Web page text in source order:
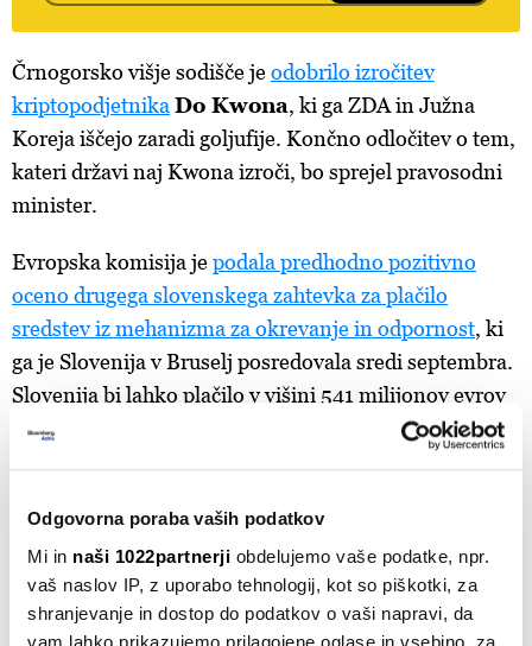
Odgovorna poraba vaših podatkov
Mi in naši 1022partnerji obdelujemo vaše podatke, npr.
vaš naslov IP, z uporabo tehnologij, kot so piškotki, za
shranjevanje in dostop do podatkov o vaši napravi, da
vam lahko prikazujemo prilagojene oglase in vsebino, za
Črnogorsko višje sodišče jeodobrilo izročitev
kriptopodjetnika Do Kwona, ki ga ZDA in Južna
Koreja iščejo zaradi goljufije. Končno odločitev o tem,
kateri državi naj Kwona izroči, bo sprejel pravosodni
minister.
Evropska komisija jepodala predhodno pozitivno
oceno drugega slovenskega zahtevka za plačilo
sredstev iz mehanizma za okrevanje in odpornost, ki
ga je Slovenija v Bruselj posredovala sredi septembra.
Slovenija bi lahko plačilo v višini 541 milijonov evrov
prejela okoli novega leta.
ANALIZA BBA
KLEMEN BOŠTJANČIČ